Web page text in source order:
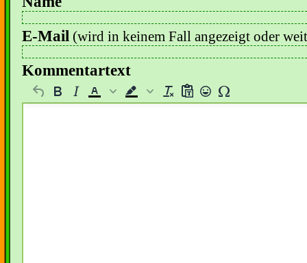
E-Mail (wird in keinem Fall angezeigt oder
Kommentartext